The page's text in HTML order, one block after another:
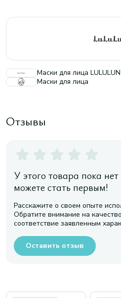
Маски для лица LULULUN
Маски для лица
Отзывы
У этого товара пока
можете стать первым!
Расскажите о своем опыте
Обратите внимание на
соответствие заявленным
Оставить отзыв